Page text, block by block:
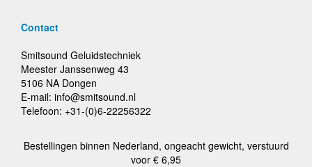
Contact
Smitsound Geluidstechniek
Meester Janssenweg 43
5106 NA Dongen
E-mail: info@smitsound.nl
Telefoon: +31-(0)6-22256322
Bestellingen binnen Nederland, ongeacht gewicht, verstuurd
voor € 6,95